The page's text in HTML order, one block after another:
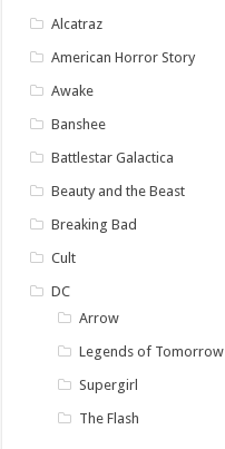
Alcatraz
American Horror Story
Awake
Banshee
Battlestar Galactica
Beauty and the Beast
Breaking Bad
Cult
DC
Arrow
Legends of Tomorrow
Supergirl
The Flash